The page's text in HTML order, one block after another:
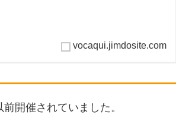
vocaqui.jimdosite.com
開催されていました。